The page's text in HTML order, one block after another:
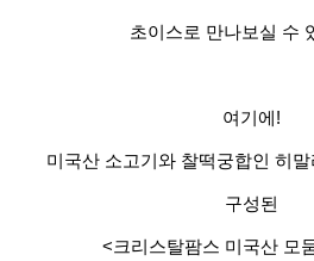
초이스로 만나보실 수
여기에!
미국산 소고기와 찰떡궁합인 히
구성된
<크리스탈팜스 미국산 모